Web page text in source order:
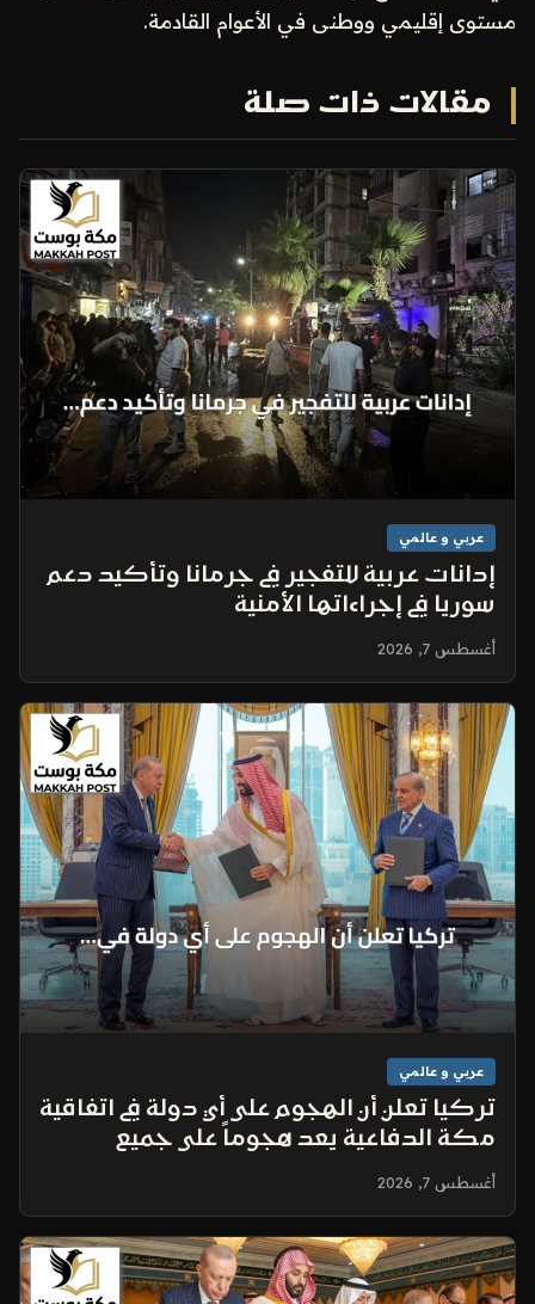
مستوى إقليمي ووطنى في الأعوام القادمة.
مقالات ذات صلة
عربي و عالمي
إدانات عربية للتفجير في جرمانا وتأكيد دعم
سوريا في إجراءاتها الأمنية
أغسطس 7, 2026
عربي و عالمي
تركيا تعلن أن الهجوم على أي دولة في اتفاقية
مكة الدفاعية يعد هجوماً على جميع
الأطراف
أغسطس 7, 2026